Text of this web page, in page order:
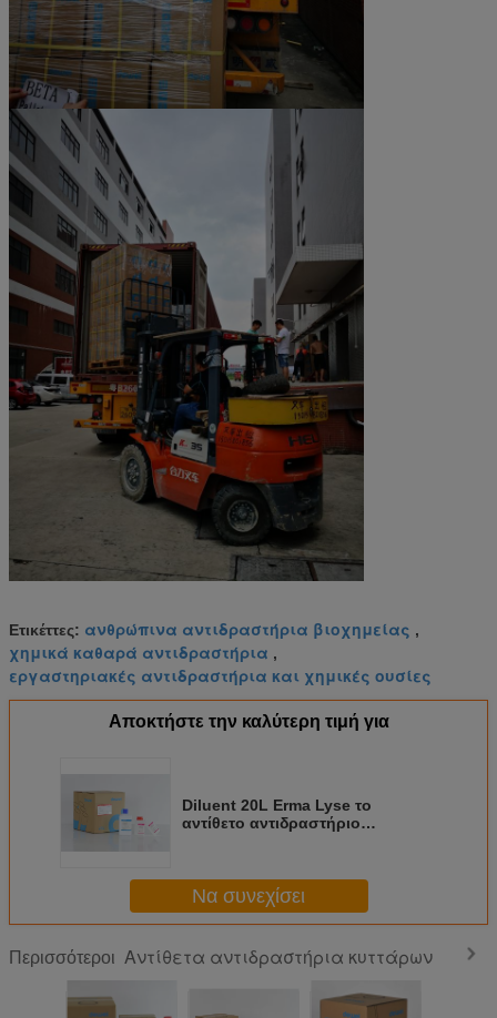
Ετικέττες: ανθρώπινα αντιδραστήρια βιοχημείας ,
χημικά καθαρά αντιδραστήρια ,
εργαστηριακές αντιδραστήρια και χημικές ουσίες
Αποκτήστε την καλύτερη τιμή για
Diluent 20L Erma Lyse το
αντίθετο αντιδραστήριο
Να συνεχίσει
Περισσότεροι Αντίθετα αντιδραστήρια κυττάρων